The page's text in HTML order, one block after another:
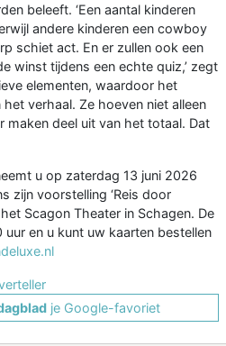
beleeft. ‘Een aantal kinderen
andere kinderen een cowboy
schiet act. En er zullen ook een
winst tijdens een echte quiz,’ zegt
elementen, waardoor het
verhaal. Ze hoeven niet alleen
maken deel uit van het totaal. Dat
u op zaterdag 13 juni 2026
zijn voorstelling ‘Reis door
Scagon Theater in Schagen. De
en u kunt uw kaarten bestellen
je Google-favoriet